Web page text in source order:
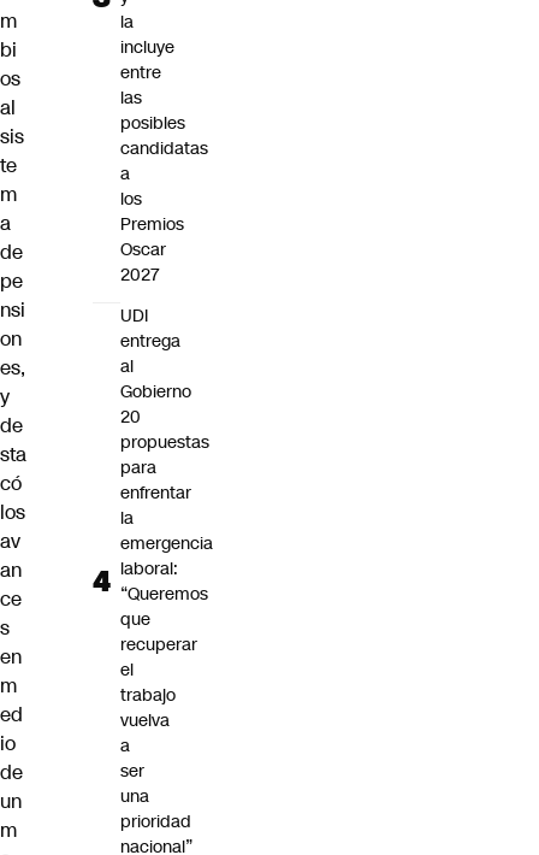
m
bi
os
al
sis
te
m
a
de
pe
nsi
on
es,
y
de
sta
có
los
av
an
ce
s
en
m
ed
io
de
un
m
la
incluye
entre
las
posibles
candidatas
a
los
Premios
Oscar
2027
UDI
entrega
al
Gobierno
20
propuestas
para
enfrentar
la
emergencia
laboral:
“Queremos
que
recuperar
el
trabajo
vuelva
a
ser
una
prioridad
nacional”